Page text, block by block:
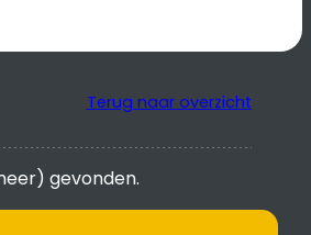
Terug naar overzicht
gevonden.